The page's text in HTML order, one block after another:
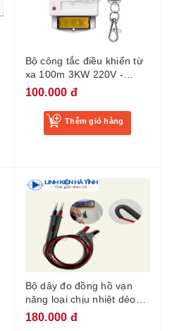
Bộ công tắc điều khiển từ
xa 100m 3KW 220V -
380V bộ điều khiển từ xa
100.000 đ
Thêm giỏ hàng
Bộ dây đo đồng hồ vạn
năng loại chịu nhiệt dẻo
dai đầu thép siêu cứng
180.000 đ